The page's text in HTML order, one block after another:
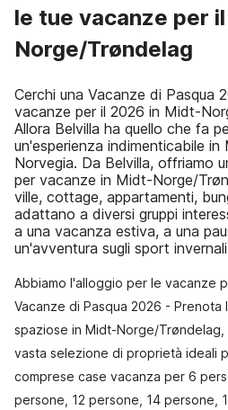
le tue vacanze per
Norge/Trøndelag
Cerchi una Vacanze di Pasqua
vacanze per il 2026 in Midt-
Allora Belvilla ha quello che fa
un'esperienza indimenticabile
Norvegia. Da Belvilla, offriamo
per vacanze in Midt-Norge/
ville, cottage, appartamenti,
adattano a diversi gruppi
a una vacanza estiva, a una
un'avventura sugli sport
Abbiamo l'alloggio per le vacanze
Vacanze di Pasqua 2026 -
spaziose in Midt-Norge/Trøndelag,
vasta selezione di proprietà ideali
comprese case vacanza per 6
persone, 12 persone, 14 persone,